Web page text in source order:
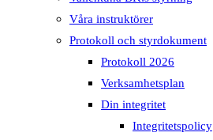
Våra instruktörer
Protokoll och styrdokument
Protokoll 2026
Verksamhetsplan
Din integritet
Integritetspolicy